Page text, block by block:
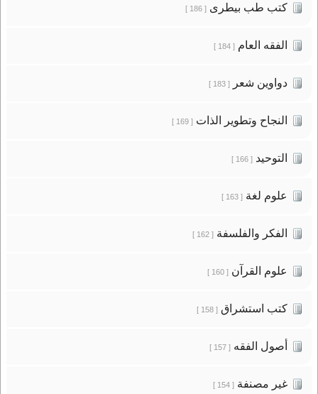
كتب طب بيطرى[ 186 ]
الفقه العام[ 184 ]
دواوين شعر[ 183 ]
النجاح وتطوير الذات[ 169 ]
التوحيد[ 166 ]
علوم لغة[ 163 ]
الفكر والفلسفة[ 162 ]
علوم القرآن[ 160 ]
كتب استشراق[ 158 ]
أصول الفقه[ 157 ]
غير مصنفة[ 154 ]